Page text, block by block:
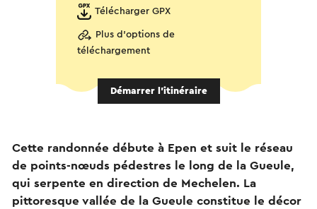
Télécharger GPX
Plus d'options de
téléchargement
Démarrer l’itinéraire
Cette randonnée débute à Epen et suit le réseau
de points-nœuds pédestres le long de la Gueule,
qui serpente en direction de Mechelen. La
pittoresque vallée de la Gueule constitue le décor